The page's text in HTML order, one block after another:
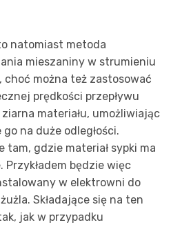
natomiast metoda
mieszaniny w strumieniu
można też zastosować
prędkości przepływu
materiału, umożliwiając
na duże odległości.
gdzie materiał sypki ma
Przykładem będzie więc
w elektrowni do
Składające się na ten
jak w przypadku